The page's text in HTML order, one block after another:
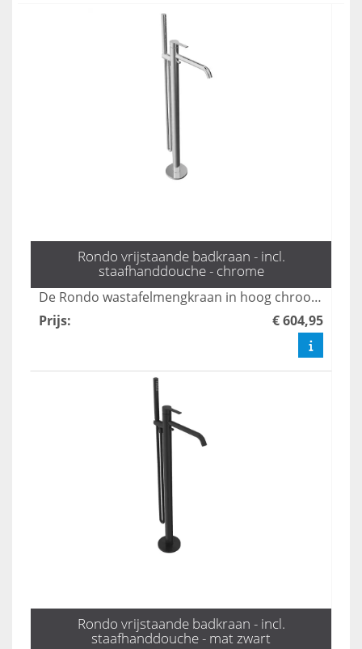
Rondo vrijstaande badkraan - incl.
staafhanddouche - chrome
De Rondo wastafelmengkraan in hoog chroom combineert stijl met functionaliteit, ideaal voor moderne badkamers. Dankzij het strakke ontwerp en de hoogwaardige afwerking is deze kraan niet alleen een eyecatcher, maar ook duurzaam en gemakkelijk te onderhouden. Geniet van een soepele waterstroom en precisie bij het regelen van de temperatuur met deze elegante toevoeging aan uw sanitair.
Prijs: € 604,95
Rondo vrijstaande badkraan - incl.
staafhanddouche - mat zwart